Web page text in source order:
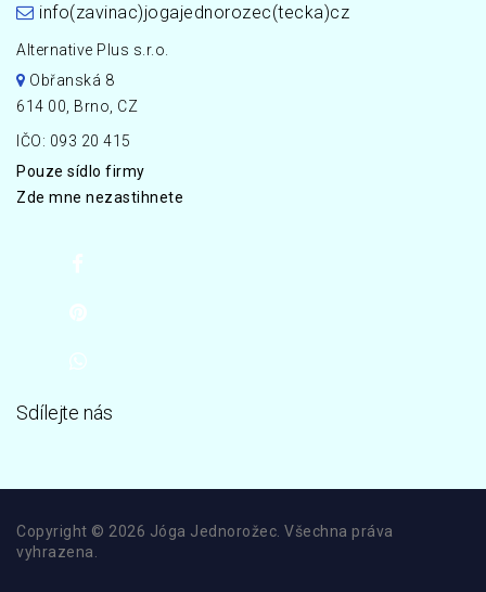
info(zavinac)jogajednorozec(tecka)cz
Alternative Plus s.r.o.
Obřanská 8
614 00, Brno, CZ
IČO: 093 20 415
Pouze sídlo firmy
Zde mne nezastihnete
Sdílejte nás
Copyright © 2026 Jóga Jednorožec. Všechna práva
vyhrazena.